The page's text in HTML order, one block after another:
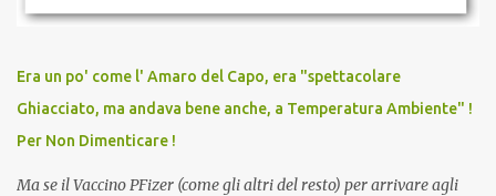
persona cattiva. Non avevamo mai visto un vaccino che minacci le
vaccino usato per minacciare i mezzi di sussistenza, il lavoro o la
scuola. Non avevamo mai visto un vaccino che permettesse a un
dodicenne di ignorare il consenso dei genitori. Dopo tutti i vaccini
che abbiamo elencato sopra...
Era un po' come l' Amaro del Capo, era "spettacolare
Ghiacciato, ma andava bene anche, a Temperatura Ambiente" !
Per Non Dimenticare !
Ma se il Vaccino PFizer (come gli altri del resto) per arrivare agli